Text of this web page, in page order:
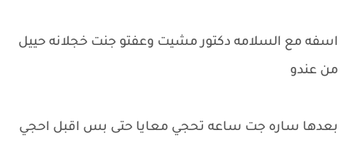
اسفه مع السلامه دكتور مشيت وعفتو جنت خجلانه حييل
من عندو
بعدها ساره جت ساعه تحجي معايا حتى بس اقبل احجي